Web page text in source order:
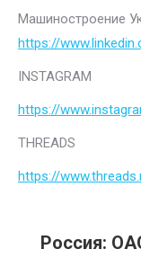
Машиностроение
https://
INSTAGRAM
https://
THREADS
https://
Россия: